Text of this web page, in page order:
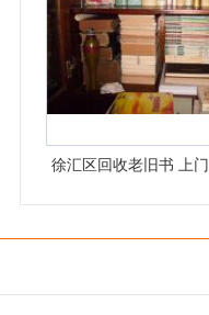
徐汇区回收老旧书 上